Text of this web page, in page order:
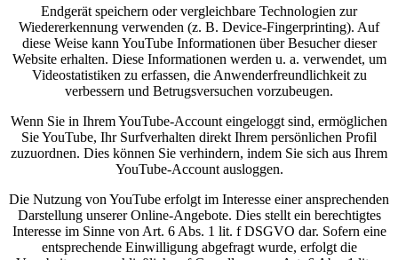
Endgerät speichern oder vergleichbare Technologien zur
Wiedererkennung verwenden (z. B. Device-Fingerprinting). Auf
diese Weise kann YouTube Informationen über Besucher dieser
Website erhalten. Diese Informationen werden u. a. verwendet, um
Videostatistiken zu erfassen, die Anwenderfreundlichkeit zu
verbessern und Betrugsversuchen vorzubeugen.
Wenn Sie in Ihrem YouTube-Account eingeloggt sind, ermöglichen
Sie YouTube, Ihr Surfverhalten direkt Ihrem persönlichen Profil
zuzuordnen. Dies können Sie verhindern, indem Sie sich aus Ihrem
YouTube-Account ausloggen.
Die Nutzung von YouTube erfolgt im Interesse einer ansprechenden
Darstellung unserer Online-Angebote. Dies stellt ein berechtigtes
Interesse im Sinne von Art. 6 Abs. 1 lit. f DSGVO dar. Sofern eine
entsprechende Einwilligung abgefragt wurde, erfolgt die